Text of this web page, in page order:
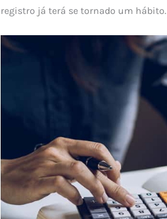
registro já terá se tornado um hábito.